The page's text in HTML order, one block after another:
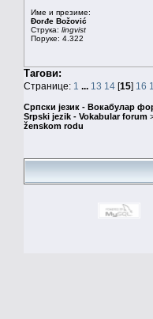
Име и презиме:
Đorđe Božović
Струка: lingvist
Поруке: 4.322
Тагови:
Странице: 1 ... 13 14 [15] 16
Српски језик - Вокабулар
Srpski jezik - Vokabular forum
ženskom rodu